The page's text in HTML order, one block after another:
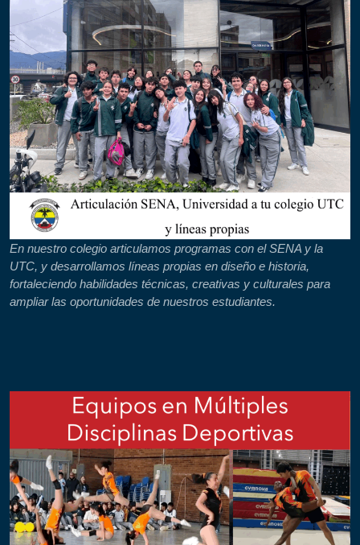
En nuestro colegio articulamos programas con el SENA y la
UTC, y desarrollamos líneas propias en diseño e historia,
fortaleciendo habilidades técnicas, creativas y culturales para
ampliar las oportunidades de nuestros estudiantes.